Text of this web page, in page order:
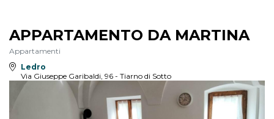
APPARTAMENTO DA MARTINA
Appartamenti
Ledro
Via Giuseppe Garibaldi, 96 - Tiarno di Sotto